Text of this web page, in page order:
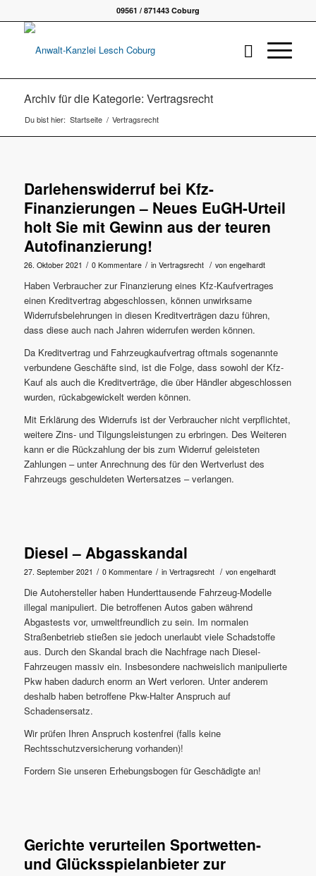
09561 / 871443 Coburg
Archiv für die Kategorie: Vertragsrecht
Du bist hier: Startseite / Vertragsrecht
Darlehenswiderruf bei Kfz-
Finanzierungen – Neues EuGH-Urteil
holt Sie mit Gewinn aus der teuren
Autofinanzierung!
26. Oktober 2021 / 0 Kommentare / in Vertragsrecht / von engelhardt
Haben Verbraucher zur Finanzierung eines Kfz-Kaufvertrages
einen Kreditvertrag abgeschlossen, können unwirksame
Widerrufsbelehrungen in diesen Kreditverträgen dazu führen,
dass diese auch nach Jahren widerrufen werden können.
Da Kreditvertrag und Fahrzeugkaufvertrag oftmals sogenannte
verbundene Geschäfte sind, ist die Folge, dass sowohl der Kfz-
Kauf als auch die Kreditverträge, die über Händler abgeschlossen
wurden, rückabgewickelt werden können.
Mit Erklärung des Widerrufs ist der Verbraucher nicht verpflichtet,
weitere Zins- und Tilgungsleistungen zu erbringen. Des Weiteren
kann er die Rückzahlung der bis zum Widerruf geleisteten
Zahlungen – unter Anrechnung des für den Wertverlust des
Fahrzeugs geschuldeten Wertersatzes – verlangen.
Diesel – Abgasskandal
27. September 2021 / 0 Kommentare / in Vertragsrecht / von engelhardt
Die Autohersteller haben Hunderttausende Fahrzeug-Modelle
illegal manipuliert. Die betroffenen Autos gaben während
Abgastests vor, umweltfreundlich zu sein. Im normalen
Straßenbetrieb stießen sie jedoch unerlaubt viele Schadstoffe
aus. Durch den Skandal brach die Nachfrage nach Diesel-
Fahrzeugen massiv ein. Insbesondere nachweislich manipulierte
Pkw haben dadurch enorm an Wert verloren. Unter anderem
deshalb haben betroffene Pkw-Halter Anspruch auf
Schadensersatz.
Wir prüfen Ihren Anspruch kostenfrei (falls keine
Rechtsschutzversicherung vorhanden)!
Fordern Sie unseren Erhebungsbogen für Geschädigte an!
Gerichte verurteilen Sportwetten-
und Glücksspielanbieter zur